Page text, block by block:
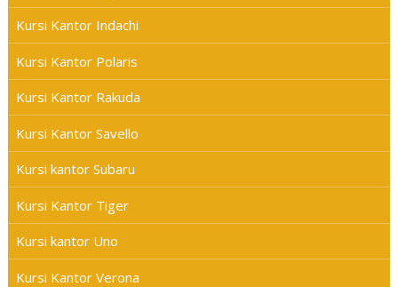
Kursi Kantor Indachi
Kursi Kantor Polaris
Kursi Kantor Rakuda
Kursi Kantor Savello
Kursi kantor Subaru
Kursi Kantor Tiger
Kursi kantor Uno
Kursi Kantor Verona